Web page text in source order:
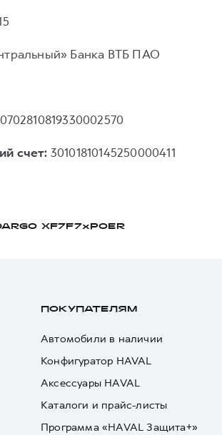
Банка ВТБ ПАО
счет: 30101810145250000411
Х F7 F7x POER
ПОКУПАТЕЛЯМ
Автомобили в наличии
Конфигуратор HAVAL
Аксессуары HAVAL
Каталоги и прайс-листы
Программа «HAVAL Защита+»